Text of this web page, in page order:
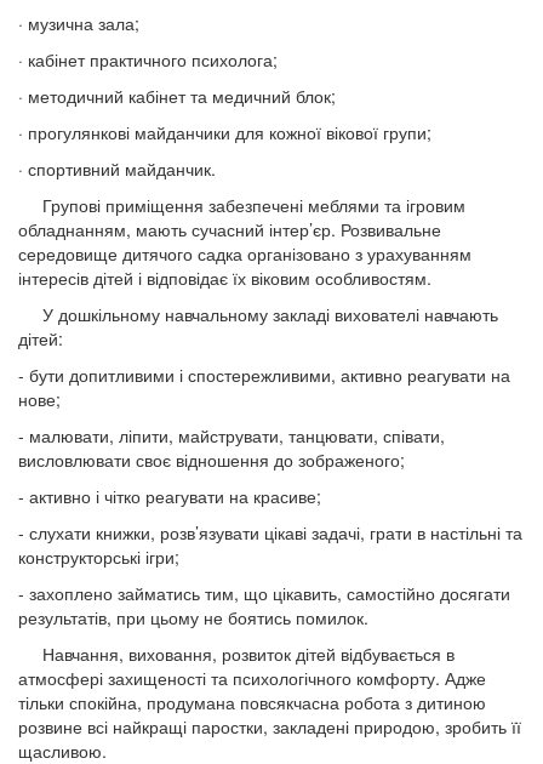
· музична зала;
· кабінет практичного психолога;
· методичний кабінет та медичний блок;
· прогулянкові майданчики для кожної вікової групи;
· спортивний майданчик.
Групові приміщення забезпечені меблями та ігровим
обладнанням, мають сучасний інтер’єр. Розвивальне
середовище дитячого садка організовано з урахуванням
інтересів дітей і відповідає їх віковим особливостям.
У дошкільному навчальному закладі вихователі навчають
дітей:
- бути допитливими і спостережливими, активно реагувати на
нове;
- малювати, ліпити, майструвати, танцювати, співати,
висловлювати своє відношення до зображеного;
- активно і чітко реагувати на красиве;
- слухати книжки, розв’язувати цікаві задачі, грати в настільні та
конструкторські ігри;
- захоплено займатись тим, що цікавить, самостійно досягати
результатів, при цьому не боятись помилок.
Навчання, виховання, розвиток дітей відбувається в
атмосфері захищеності та психологічного комфорту. Адже
тільки спокійна, продумана повсякчасна робота з дитиною
розвине всі найкращі паростки, закладені природою, зробить її
щасливою.